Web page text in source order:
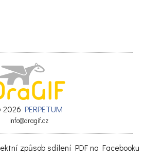
2026 PERPETUM
info@dragif.cz
způsob sdílení PDF na Facebooku